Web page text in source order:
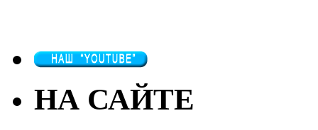
НА САЙТЕ